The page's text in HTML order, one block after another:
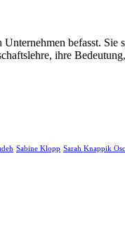
befasst. Sie
ihre
Sabine Klopp Sarah Knappik